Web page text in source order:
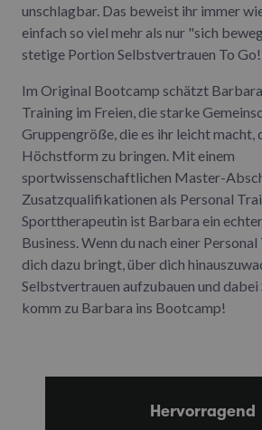
unschlagbar. Das beweist ihr immer
einfach so viel mehr als nur "sich
stetige Portion Selbstvertrauen To Go!
Im Original Bootcamp schätzt
Training im Freien, die starke
Gruppengröße, die es ihr leicht macht,
Höchstform zu bringen. Mit einem
sportwissenschaftlichen Master-
Zusatzqualifikationen als Personal
Sporttherapeutin ist Barbara ein
Business. Wenn du nach einer
dich dazu bringt, über dich
Selbstvertrauen aufzubauen und dabei
komm zu Barbara ins Bootcamp!
Hervorragend